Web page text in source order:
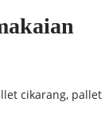
cikarang, pallet